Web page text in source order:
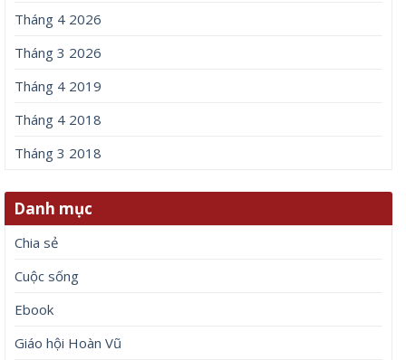
Tháng 4 2026
Tháng 3 2026
Tháng 4 2019
Tháng 4 2018
Tháng 3 2018
Danh mục
Chia sẻ
Cuộc sống
Ebook
Giáo hội Hoàn Vũ